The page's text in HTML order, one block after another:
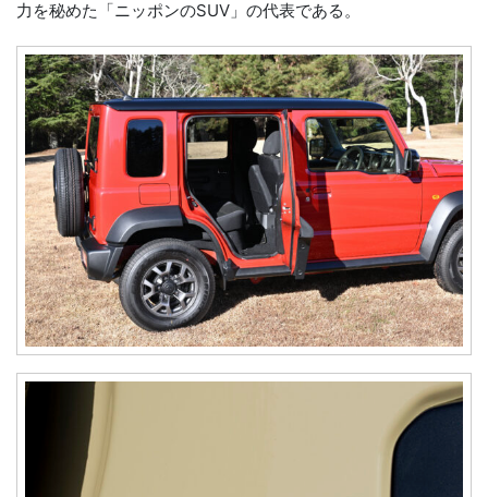
力を秘めた「ニッポンのSUV」の代表である。